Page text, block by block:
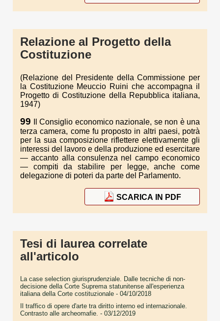
Relazione al Progetto della
Costituzione
(Relazione del Presidente della Commissione per
la Costituzione Meuccio Ruini che accompagna il
Progetto di Costituzione della Repubblica italiana,
1947)
99 Il Consiglio economico nazionale, se non è una
terza camera, come fu proposto in altri paesi, potrà
per la sua composizione riflettere elettivamente gli
interessi del lavoro e della produzione ed esercitare
— accanto alla consulenza nel campo economico
— compiti da stabilire per legge, anche come
delegazione di poteri da parte del Parlamento.
SCARICA IN PDF
Tesi di laurea correlate
all'articolo
La case selection giurisprudenziale. Dalle tecniche di non-
decisione della Corte Suprema statunitense all'esperienza
italiana della Corte costituzionale - 04/10/2018
Il traffico di opere d'arte tra diritto interno ed internazionale.
Contrasto alle archeomafie. - 03/12/2019